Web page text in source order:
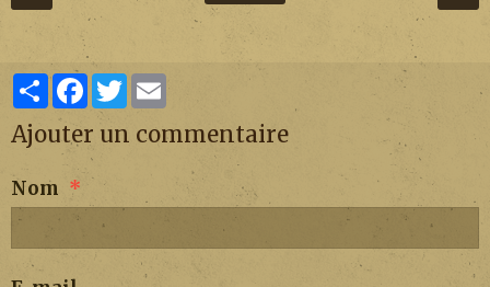
PartagerFacebook
TwitterEmail
Ajouter un commentaire
Nom